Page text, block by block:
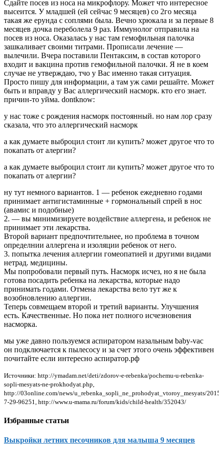
Сдайте посев из носа на микрофлору. Может что интересное
высеится. У младшей (ей сейчас 9 месяцев) со 2го месяца
такая же ерунда с соплями была. Вечно хрюкала и за первые 8
месяцев дочка переболела 9 раз. Иммунолог отправила на
посев из носа. Оказалась у нас там гемофильная палочка
зашкаливает своими титрами. Прописали лечение —
вылечили. Вчера поставили Пентаксим, в состав которого
входит и вакцина против гемофильной палочки. Я не в коем
случае не утверждаю, тчо у Вас именно такая ситуация.
Просто пишу для информации, а там уж сами решайте. Может
быть и вправду у Вас аллергический насморк. кто его знает.
причин-то уйма. dontknow:
у нас тоже с рождения насморк постоянный. но нам лор сразу
сказала, что это аллергический насморк
а как думаете выброцил стоит ли купить? может другое что то
покапать от алергии?
а как думаете выброцил стоит ли купить? может другое что то
покапать от алергии?
ну тут немного вариантов. 1 — ребенок ежедневно годами
принимает антигистаминные + гормональный спрей в нос
(авамис и подобные)
2. — вы минимизируете воздействие аллергена, и ребенок не
принимает эти лекарства.
Второй вариант предпочтительнее, но проблема в точном
определнии аллергена и изоляции ребенок от него.
3. попытка лечения аллергии гомеопатией и другими видами
нетрад. медицины.
Мы попробовали первый путь. Насморк исчез, но я не была
готова посадить ребенка на лекарства, которые надо
принимать годами. Отмена лекарства вело тут же к
возобновлению аллергии.
Теперь совмещаем второй и третий варианты. Улучшения
есть. Качественные. Но пока нет полного исчезновения
насморка.
мы уже давно пользуемся аспиратором назальным baby-vac
он подключается к пылесосу и за счет этого очень эффективен
почитайте если интересно аспиратор.рф
Источники: http://ymadam.net/deti/zdorov-e-rebenka/pochemu-u-rebenka-
sopli-mesyats-ne-prokhodyat.php,
http://03online.com/news/u_rebenka_sopli_ne_prohodyat_vtoroy_mesyats/
7-29-96251, http://www.u-mama.ru/forum/kids/child-health/352043/
Избранные статьи
Выкройки летних песочников для малыша 9 месяцев